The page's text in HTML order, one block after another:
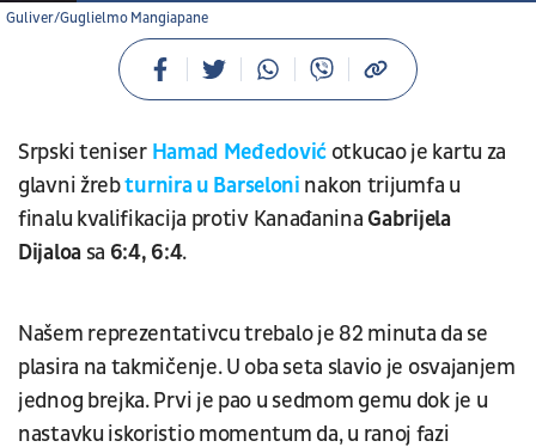
Guliver/Guglielmo Mangiapane
Srpski teniser Hamad Međedović otkucao je kartu za
glavni žrebturnira u Barseloni nakon trijumfa u
finalu kvalifikacija protiv Kanađanina Gabrijela
Dijaloa sa 6:4, 6:4.
Našem reprezentativcu trebalo je 82 minuta da se
plasira na takmičenje. U oba seta slavio je osvajanjem
jednog brejka. Prvi je pao u sedmom gemu dok je u
nastavku iskoristio momentum da, u ranoj fazi